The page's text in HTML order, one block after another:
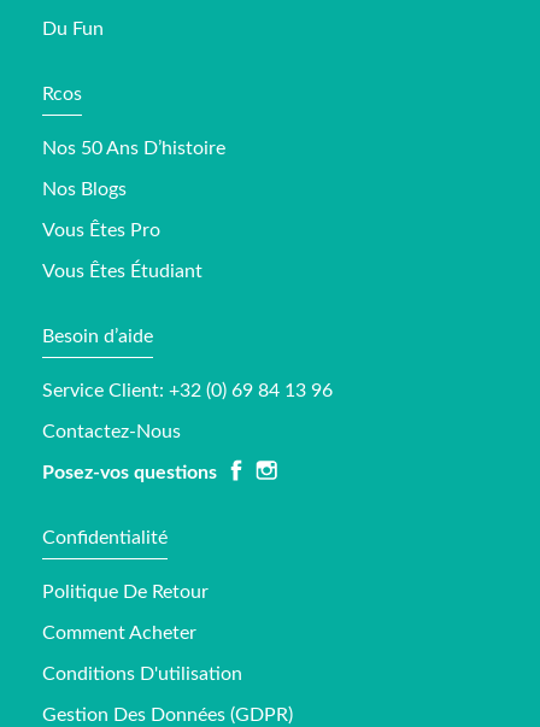
Du Fun
Rcos
Nos 50 Ans D’histoire
Nos Blogs
Vous Êtes Pro
Vous Êtes Étudiant
Besoin d’aide
Service Client: +32 (0) 69 84 13 96
Contactez-Nous
Posez-vos questions
Confidentialité
Politique De Retour
Comment Acheter
Conditions D'utilisation
Gestion Des Données (GDPR)